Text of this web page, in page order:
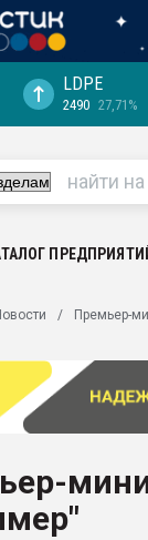
с.-в.
довольна
рынке
ПЭТ
пуансона для
пластика
цвет
LDPE
2490 27,71%
Премьер-